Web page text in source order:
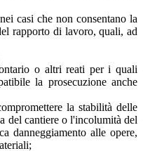
casi che non consentano la
rapporto di lavoro, quali, ad
o altri reati per i quali
la prosecuzione anche
la stabilità delle
del cantiere o l'incolumità del
danneggiamento alle opere,